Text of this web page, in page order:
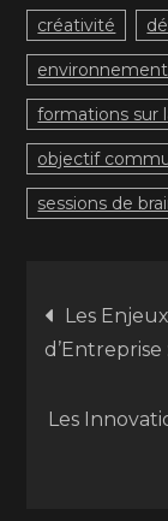
créativité
formations sur
objectif
sessions de
de
Les
Les